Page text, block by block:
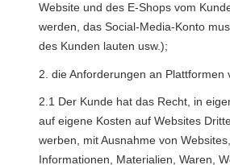
Website und des E-Shops vom
werden, das Social-Media-Konto
des Kunden lauten usw.);
2. die Anforderungen an Plattformen
2.1 Der Kunde hat das Recht, in
auf eigene Kosten auf Websites
werben, mit Ausnahme von
Informationen, Materialien, Waren,